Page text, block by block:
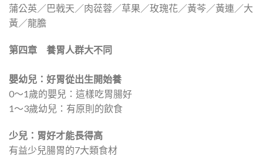
蒲公英／巴戟天／肉蓯蓉／草果／玫瑰花／黃芩／黃連／大
黃／龍膽
第四章 養胃人群大不同
嬰幼兒：好胃從出生開始養
0～1歲的嬰兒：這樣吃胃腸好
1～3歲幼兒：有原則的飲食
少兒：胃好才能長得高
有益少兒腸胃的7大類食材